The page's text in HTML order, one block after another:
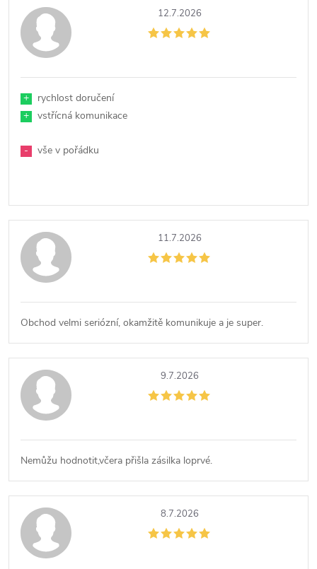
12.7.2026
+
rychlost doručení
+
vstřícná komunikace
- vše v pořádku
11.7.2026
Obchod velmi seriózní, okamžitě komunikuje a je super.
9.7.2026
Nemůžu hodnotit,včera přišla zásilka loprvé.
8.7.2026